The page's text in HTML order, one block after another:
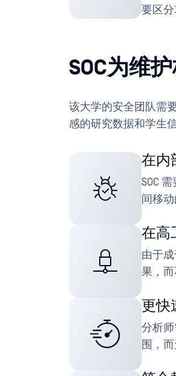
要区
SOC为维
该大学的安全团队需
感的研究数据和学生
在内
SOC
间移
在高
由于
果，而
更快
分析
围，